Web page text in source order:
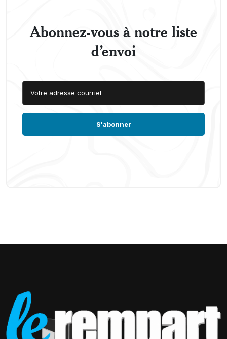
Abonnez-vous à notre liste
d’envoi